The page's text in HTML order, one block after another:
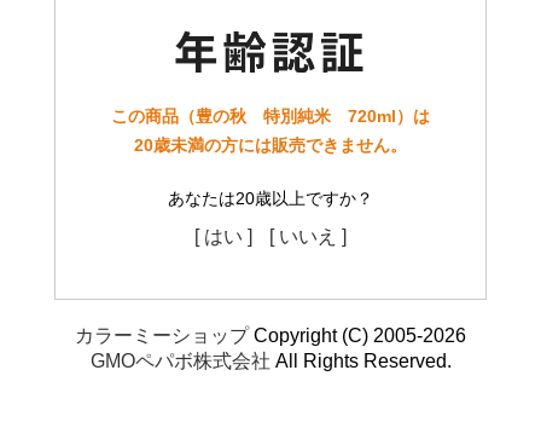
この商品（豊の秋 特別純米 720ml）は
20歳未満の方には販売できません。
あなたは20歳以上ですか？
[ はい ] [ いいえ ]
カラーミーショップCopyright (C) 2005-2026
GMOペパボ株式会社 All Rights Reserved.